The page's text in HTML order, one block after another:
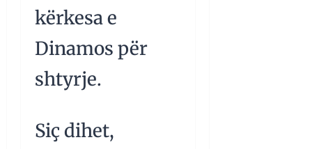
kërkesa e
Dinamos për
shtyrje.
Siç dihet,